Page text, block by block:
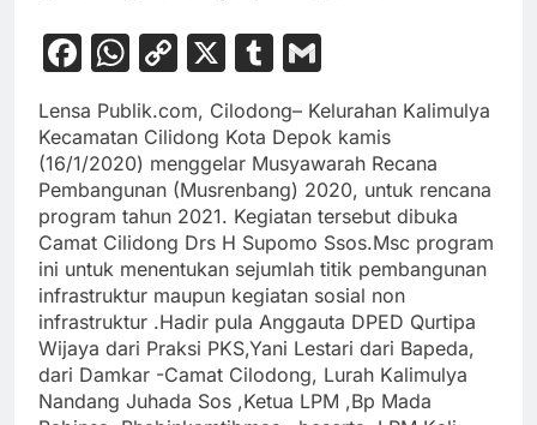
Facebook
WhatsApp
Copy
Link
X Tumblr
Lensa Publik.com, Cilodong– Kelurahan Kalimulya
Kecamatan Cilidong Kota Depok kamis
(16/1/2020) menggelar Musyawarah Recana
Pembangunan (Musrenbang) 2020, untuk rencana
program tahun 2021. Kegiatan tersebut dibuka
Camat Cilidong Drs H Supomo Ssos.Msc program
ini untuk menentukan sejumlah titik pembangunan
infrastruktur maupun kegiatan sosial non
infrastruktur .Hadir pula Anggauta DPED Qurtipa
Wijaya dari Praksi PKS,Yani Lestari dari Bapeda,
dari Damkar -Camat Cilodong, Lurah Kalimulya
Nandang Juhada Sos ,Ketua LPM ,Bp Mada